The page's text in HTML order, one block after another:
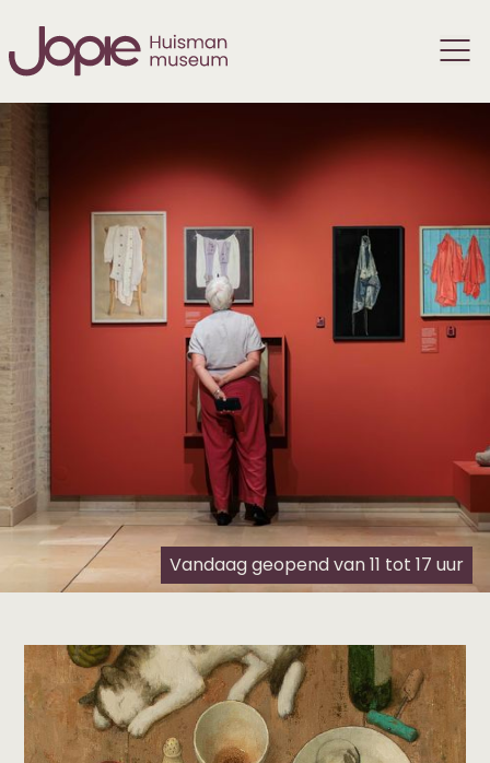
Vandaag geopend van 11 tot 17 uur